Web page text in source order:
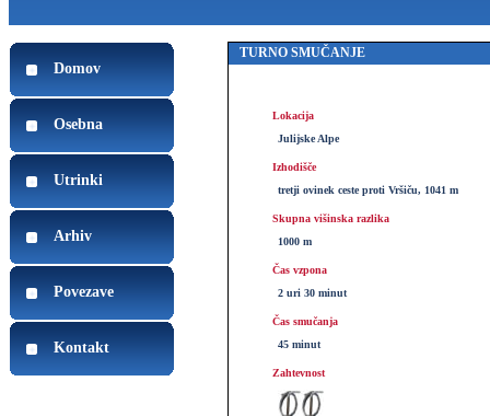
Domov
Osebna
Utrinki
Arhiv
Povezave
Kontakt
TURNO SMUČANJE
Lokacija
Julijske Alpe
Izhodišče
tretji ovinek ceste proti Vršiču, 1041 m
Skupna višinska razlika
1000 m
Čas vzpona
2 uri 30 minut
Čas smučanja
45 minut
Zahtevnost